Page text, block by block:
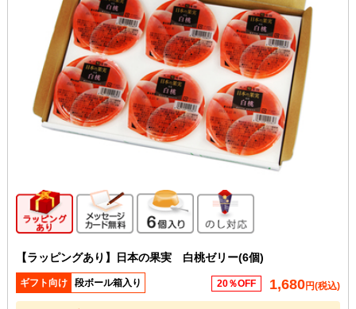
ギフト向け商品メッセージカード無料
6個入り のし対応
【ラッピングあり】日本の果実 白桃ゼリー(6個)
ギフト向け 段ボール箱入り 20％OFF 1,680円(税込)